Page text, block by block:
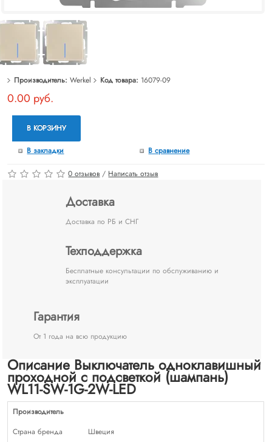
Производитель: Werkel Код товара: 16079-09
0.00 руб.
В КОРЗИНУ
В закладки В сравнение
0 отзывов / Написать отзыв
Доставка
Доставка по РБ и СНГ
Техподдержка
Бесплатные консультации по обслуживанию и
эксплуатации
Гарантия
От 1 года на всю продукцию
Описание Выключатель одноклавишный
проходной с подсветкой (шампань)
WL11-SW-1G-2W-LED
Производитель
Страна бренда
Швеция